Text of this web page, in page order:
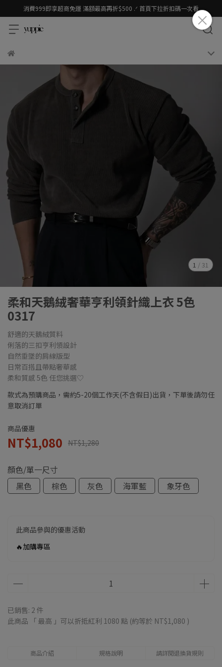
消費999即享超商免運 滿額最高再折$500 .ᐟ 首頁下拉折扣碼一次看
1 / 31
柔和天鵝絨奢華亨利領針織上衣 5色
0317
舒適的天鵝絨質料
俐落的三扣亨利領設計
自然垂墜的肩線版型
日常百搭且帶點奢華感
柔和質感 5色 任您挑選♡
款式為預購商品，需約5-20個工作天(不含假日)出貨，下單後請勿任
意取消訂單
商品優惠
NT$1,080 NT$1,280
顏色/單一尺寸
黑色
棕色 灰色 海軍藍 象牙色
此商品參與的優惠活動
🔥加購專區
已銷售: 2 件
此商品 「 最高 」可以折抵紅利 1080 點 (約等於 NT$1,080 )
商品介紹 規格說明 請詳閱退換貨規則